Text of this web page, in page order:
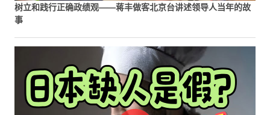
树立和践行正确政绩观——蒋丰做客北京台讲述领导人当年的故
事